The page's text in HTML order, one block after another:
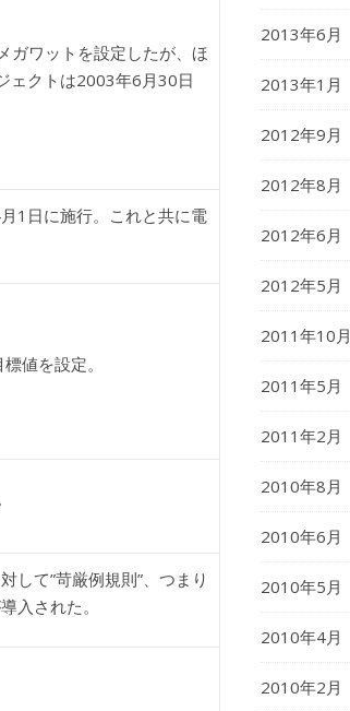
ガワットを設定したが、ほ
ェクトは2003年6月30日
1日に施行。これと共に電
値を設定。
して”苛厳例規則”、つまり
入された。
2013年6月
2013年1月
2012年9月
2012年8月
2012年6月
2012年5月
2011年10月
2011年5月
2011年2月
2010年8月
2010年6月
2010年5月
2010年4月
2010年2月